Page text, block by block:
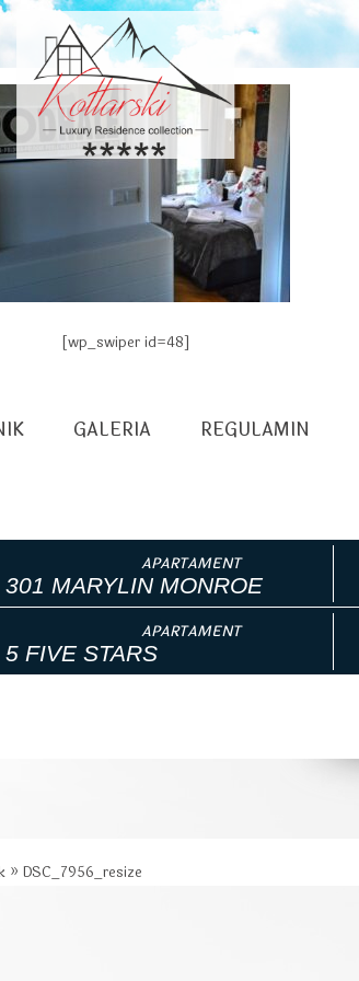
[wp_swiper id=48]
GALERIA REGULAMIN
301 MARYLIN MONROE
5 FIVE STARS
» DSC_7956_resize